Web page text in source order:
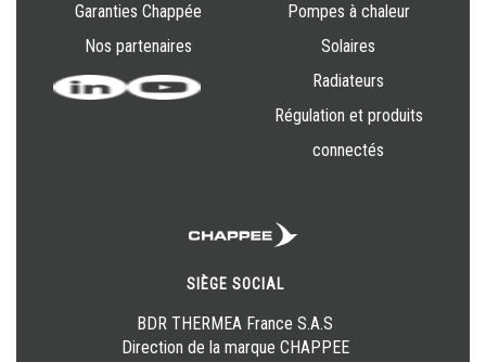
Garanties Chappée
Nos partenaires
Pompes à chaleur
Solaires
Radiateurs
Régulation et produits
connectés
SIÈGE SOCIAL
BDR THERMEA France S.A.S
Direction de la marque CHAPPEE